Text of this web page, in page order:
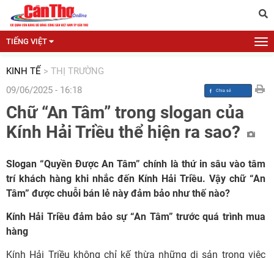
TIẾNG VIỆT
KINH TẾ > THỊ TRƯỜNG
09/06/2025 - 16:18
Chữ “An Tâm” trong slogan của
Kính Hải Triều thể hiện ra sao?
Slogan “Quyền Được An Tâm” chính là thứ in sâu vào tâm
trí khách hàng khi nhắc đến Kính Hải Triều. Vậy chữ “An
Tâm” được chuỗi bán lẻ này đảm bảo như thế nào?
Kính Hải Triều đảm bảo sự “An Tâm” trước quá trình mua
hàng
Kính Hải Triều không chỉ kế thừa những di sản trong việc